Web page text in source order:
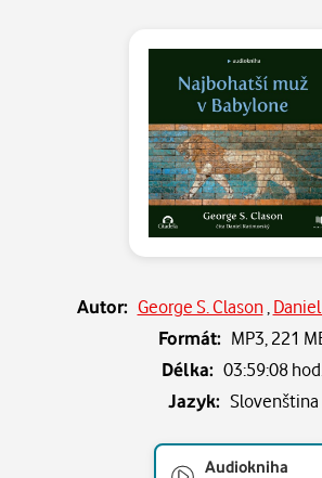
Autor: George S. Clason,
Formát: MP3, 221
Délka: 03:59:08 hod.
Jazyk: Slovenština
Audiokniha